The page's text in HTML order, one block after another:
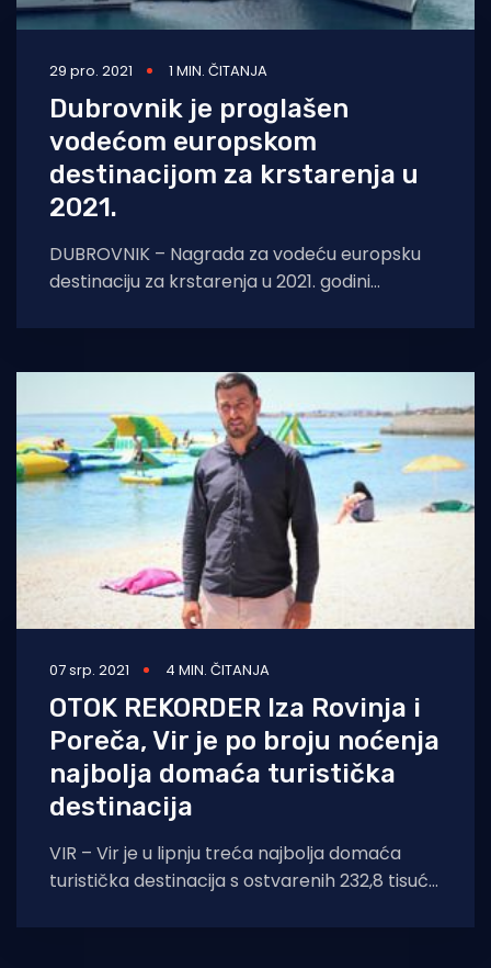
29 pro. 2021 1 MIN. ČITANJA
Dubrovnik je proglašen
vodećom europskom
destinacijom za krstarenja u
2021.
DUBROVNIK – Nagrada za vodeću europsku
destinaciju za krstarenja u 2021. godini
World Travel
07 srp. 2021 4 MIN. ČITANJA
OTOK REKORDER Iza Rovinja i
Poreča, Vir je po broju noćenja
najbolja domaća turistička
destinacija
VIR – Vir je u lipnju treća najbolja domaća
turistička destinacija s ostvarenih 232,8 tisuća